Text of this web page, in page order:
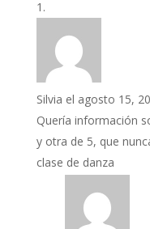
Silvia el agosto 15,
Quería información
y otra de 5, que
clase de danza